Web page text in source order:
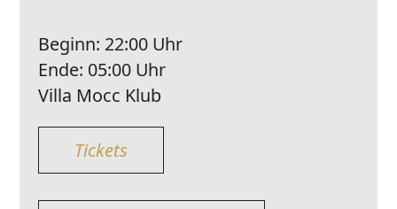
Beginn: 22:00 Uhr
Ende: 05:00 Uhr
Villa Mocc Klub
Tickets